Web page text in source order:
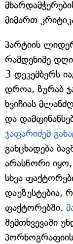
მიმართ
პარტიის
რამდენიმე
3 დეკემბერს
დროა, ზურაბ
ხვიჩიას
და
ჯაფარიძემ
განცხადება
არასწორი იყო,
სხვა
დაუზუსტებია,
ფაქტორებში.
შემთხვევაში
პორნოგრაფიის